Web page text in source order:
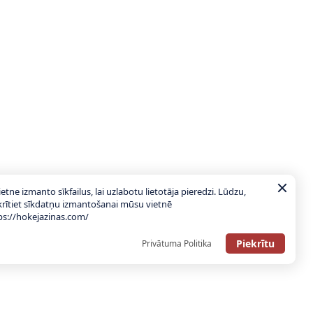
izmanto sīkfailus, lai uzlabotu lietotāja pieredzi. Lūdzu,
sīkdatņu izmantošanai mūsu vietnē
hokejazinas.com/
Privātuma Politika Piekrītu